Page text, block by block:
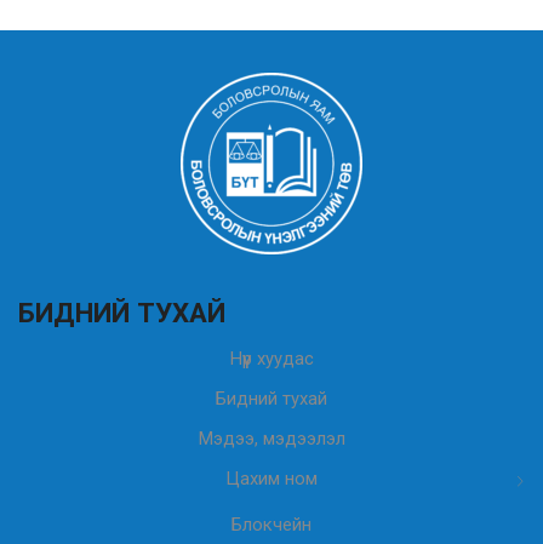
БИДНИЙ ТУХАЙ
Нүүр хуудас
Бидний тухай
Мэдээ, мэдээлэл
Цахим ном
Блокчейн